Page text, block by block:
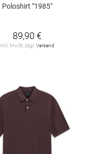
Poloshirt "1985"
89,90 €
inkl. MwSt. zzgl. Versand